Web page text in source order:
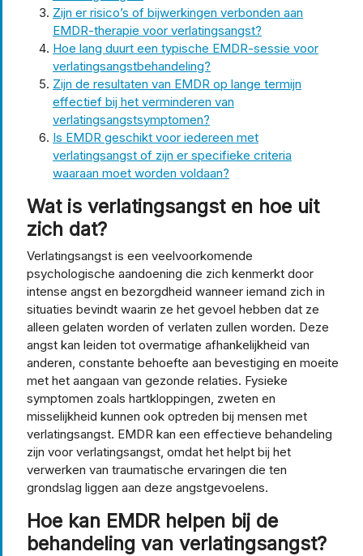
Zijn er risico’s of bijwerkingen verbonden aan
EMDR-therapie voor verlatingsangst?
Hoe lang duurt een typische EMDR-sessie voor
verlatingsangstbehandeling?
Zijn de resultaten van EMDR op lange termijn
effectief bij het verminderen van
verlatingsangstsymptomen?
Is EMDR geschikt voor iedereen met
verlatingsangst of zijn er specifieke criteria
waaraan moet worden voldaan?
Wat is verlatingsangst en hoe uit
zich dat?
Verlatingsangst is een veelvoorkomende
psychologische aandoening die zich kenmerkt door
intense angst en bezorgdheid wanneer iemand zich in
situaties bevindt waarin ze het gevoel hebben dat ze
alleen gelaten worden of verlaten zullen worden. Deze
angst kan leiden tot overmatige afhankelijkheid van
anderen, constante behoefte aan bevestiging en moeite
met het aangaan van gezonde relaties. Fysieke
symptomen zoals hartkloppingen, zweten en
misselijkheid kunnen ook optreden bij mensen met
verlatingsangst. EMDR kan een effectieve behandeling
zijn voor verlatingsangst, omdat het helpt bij het
verwerken van traumatische ervaringen die ten
grondslag liggen aan deze angstgevoelens.
Hoe kan EMDR helpen bij de
behandeling van verlatingsangst?